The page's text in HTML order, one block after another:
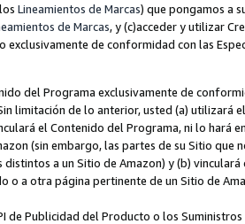
Lineamientos de Marcas) que pongamos a
de Marcas, y (c)acceder y utilizar
de conformidad con las
del Programa exclusivamente de
limitación de lo anterior, usted (a) utilizará
el Contenido del Programa, ni lo hará
(sin embargo, las partes de su Sitio
distintos a un Sitio de Amazon) y (b)
o a otra página pertinente de un Sitio de
de Publicidad del Producto o los